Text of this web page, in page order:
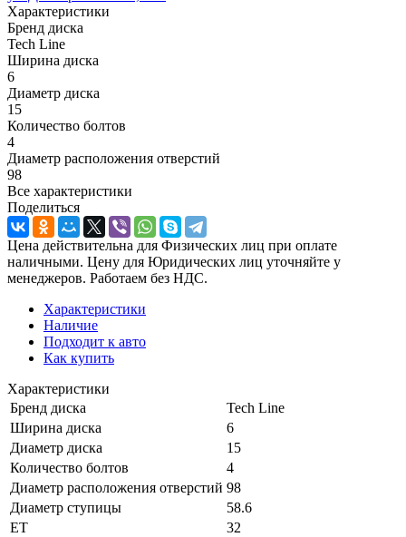
Характеристики
Бренд диска
Tech Line
Ширина диска
6
Диаметр диска
15
Количество болтов
4
Диаметр расположения отверстий
98
Все характеристики
Поделиться
Цена действительна для Физических лиц при оплате
наличными. Цену для Юридических лиц уточняйте у
менеджеров. Работаем без НДС.
Характеристики
Наличие
Подходит к авто
Как купить
Характеристики
Бренд диска
Tech Line
Ширина диска
6
Диаметр диска
15
Количество болтов
4
Диаметр расположения отверстий 98
Диаметр ступицы
58.6
ЕТ
32